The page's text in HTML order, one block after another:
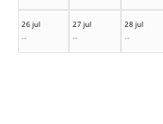
26 jul
--
27 jul
--
28 jul
--